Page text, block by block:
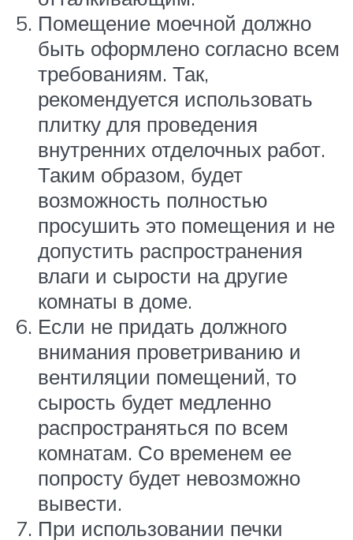
Помещение моечной должно
быть оформлено согласно всем
требованиям. Так,
рекомендуется использовать
плитку для проведения
внутренних отделочных работ.
Таким образом, будет
возможность полностью
просушить это помещения и не
допустить распространения
влаги и сырости на другие
комнаты в доме.
Если не придать должного
внимания проветриванию и
вентиляции помещений, то
сырость будет медленно
распространяться по всем
комнатам. Со временем ее
попросту будет невозможно
вывести.
При использовании печки